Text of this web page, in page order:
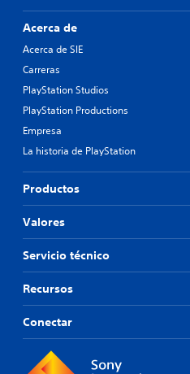
Acerca de
Acerca de SIE
Carreras
PlayStation Studios
PlayStation Productions
Empresa
La historia de PlayStation
Productos
Valores
Servicio técnico
Recursos
Conectar